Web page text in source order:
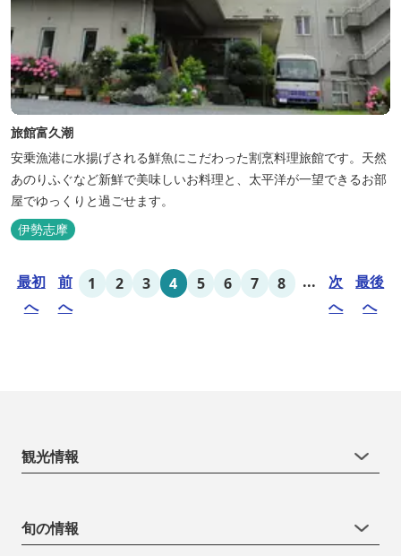
旅館富久潮
安乗漁港に水揚げされる鮮魚にこだわった割烹料理旅館です。天然
あのりふぐなど新鮮で美味しいお料理と、太平洋が一望できるお部
屋でゆっくりと過ごせます。
伊勢志摩
最初
へ
前
へ
1 2 3 4 5 6 7 8 ...
次
へ
最後
へ
観光情報
旬の情報